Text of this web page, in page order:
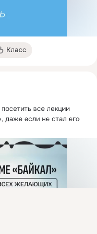
Класс
все лекции
даже если не стал его